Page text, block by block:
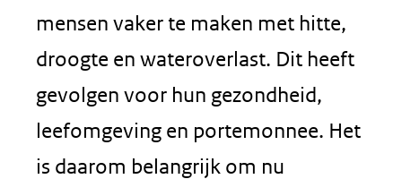
mensen vaker te maken met hitte,
droogte en wateroverlast. Dit heeft
gevolgen voor hun gezondheid,
leefomgeving en portemonnee. Het
is daarom belangrijk om nu